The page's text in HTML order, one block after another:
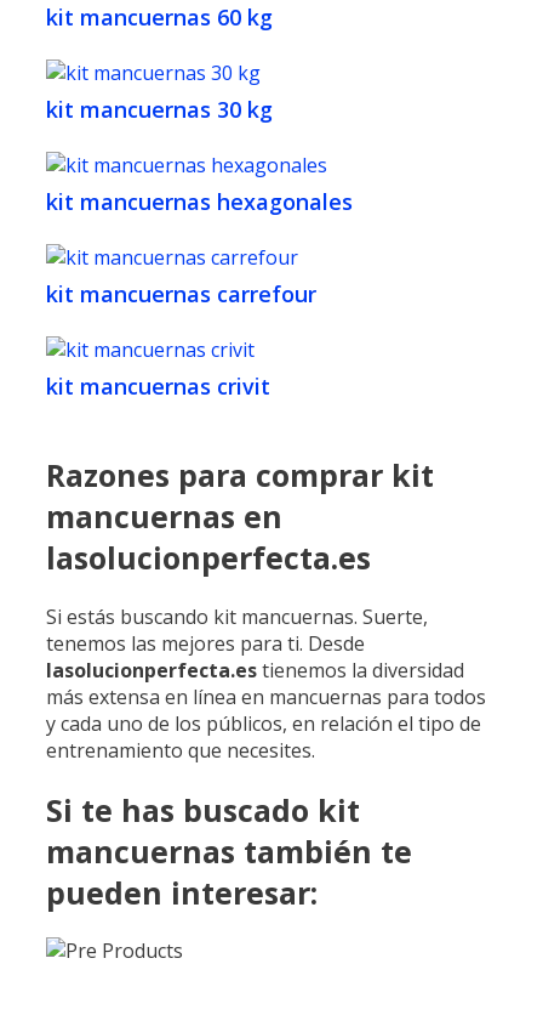
kit mancuernas 60 kg
kit mancuernas 30 kg
kit mancuernas hexagonales
kit mancuernas carrefour
kit mancuernas crivit
Razones para comprar kit
mancuernas en
lasolucionperfecta.es
Si estás buscando kit mancuernas. Suerte,
tenemos las mejores para ti. Desde
lasolucionperfecta.estienemos la diversidad
más extensa en línea en mancuernas para todos
y cada uno de los públicos, en relación el tipo de
entrenamiento que necesites.
Si te has buscado kit
mancuernas también te
pueden interesar: